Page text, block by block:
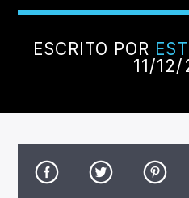
CANCIÓN ACTUAL
TÍTULO
ARTISTA
ESCRITO POR
11/